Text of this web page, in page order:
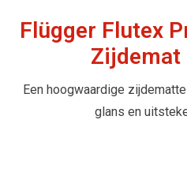
Flügger Flutex
Zijdemat
Een hoogwaardige
glans en